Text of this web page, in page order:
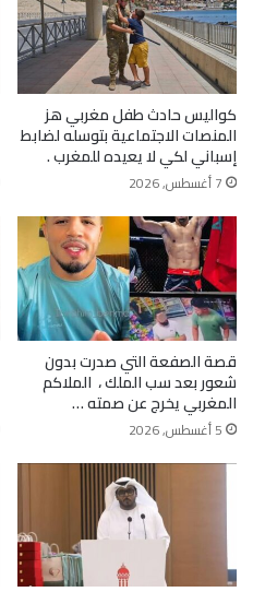
كواليس حادث طفل مغربي هز
المنصات الاجتماعية بتوسله لضابط
إسباني لكي لا يعيده للمغرب .
7 أغسطس, 2026
قصة الصفعة التي صدرت بدون
شعور بعد سب الملك ، الملاكم
المغربي يخرج عن صمته …
5 أغسطس, 2026